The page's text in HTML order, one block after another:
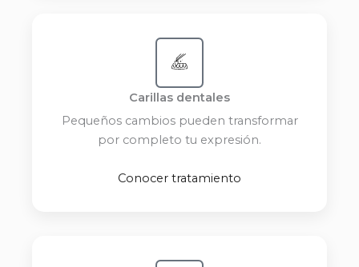
Carillas dentales
Pequeños cambios pueden transformar
por completo tu expresión.
Conocer tratamiento